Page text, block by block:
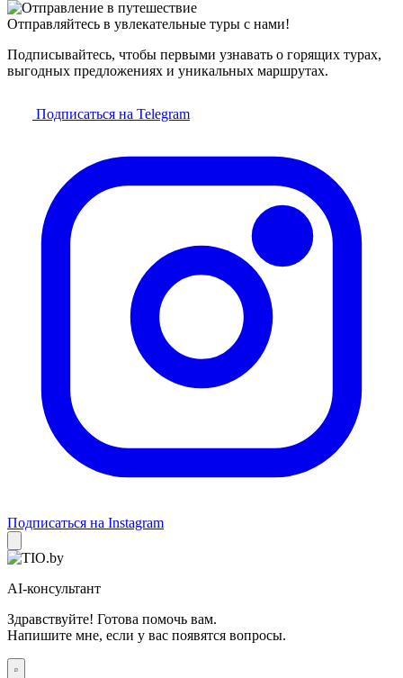
Отправляйтесь в увлекательные туры с нами!
Подписывайтесь, чтобы первыми узнавать о горящих турах,
выгодных предложениях и уникальных маршрутах.
Подписаться на Telegram
Подписаться на Instagram
AI-консультант
Здравствуйте! Готова помочь вам.
Напишите мне, если у вас появятся вопросы.